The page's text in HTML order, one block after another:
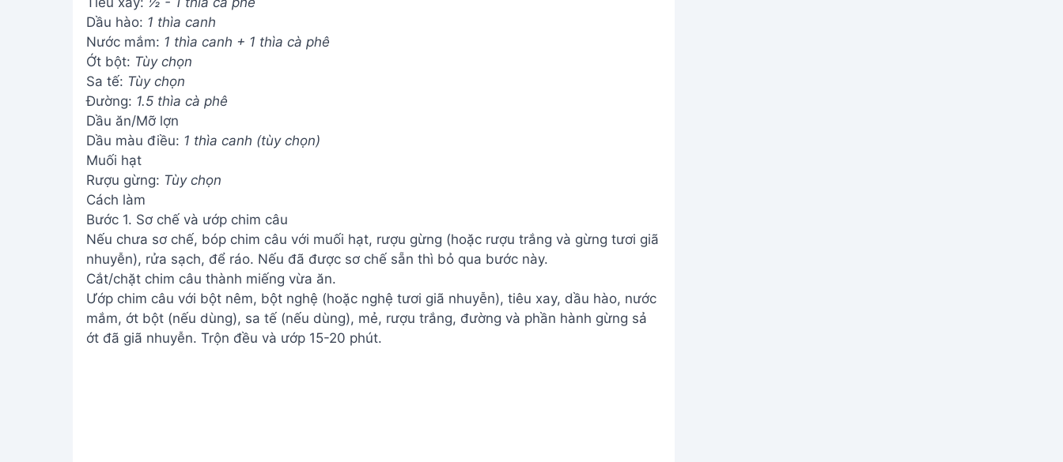
Dầu hào: 1 thìa canh
Nước mắm: 1 thìa canh + 1 thìa cà phê
Ớt bột: Tùy chọn
Sa tế: Tùy chọn
Đường: 1.5 thìa cà phê
Dầu ăn/Mỡ lợn
Dầu màu điều: 1 thìa canh (tùy chọn)
Muối hạt
Rượu gừng: Tùy chọn
Cách làm
Bước 1. Sơ chế và ướp chim câu
Nếu chưa sơ chế, bóp chim câu với muối hạt, rượu gừng (hoặc rượu trắng và gừng tươi giã
nhuyễn), rửa sạch, để ráo. Nếu đã được sơ chế sẵn thì bỏ qua bước này.
Cắt/chặt chim câu thành miếng vừa ăn.
Ướp chim câu với bột nêm, bột nghệ (hoặc nghệ tươi giã nhuyễn), tiêu xay, dầu hào, nước
mắm, ớt bột (nếu dùng), sa tế (nếu dùng), mẻ, rượu trắng, đường và phần hành gừng sả
ớt đã giã nhuyễn. Trộn đều và ướp 15-20 phút.